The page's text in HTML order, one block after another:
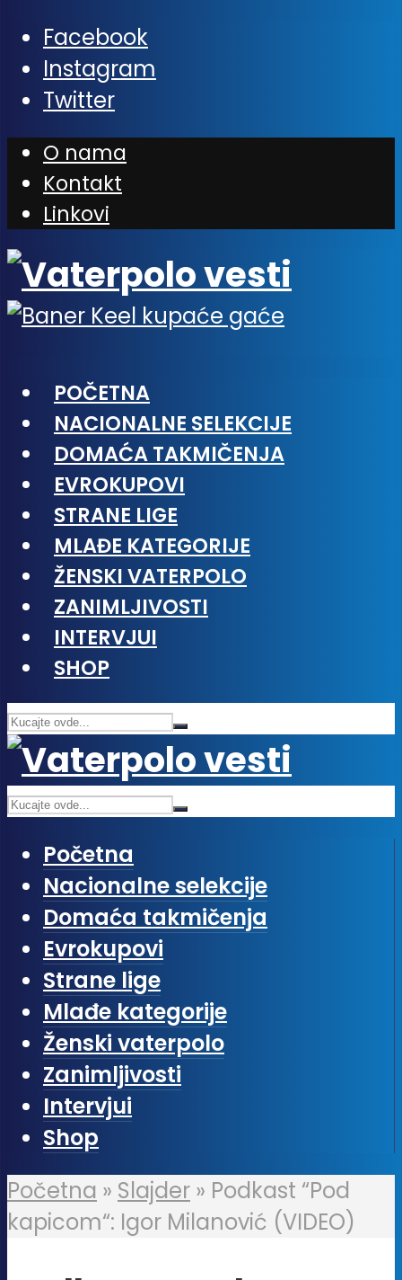
Facebook
Instagram
Twitter
O nama
Kontakt
Linkovi
POČETNA
NACIONALNE SELEKCIJE
DOMAĆA TAKMIČENJA
EVROKUPOVI
STRANE LIGE
MLAĐE KATEGORIJE
ŽENSKI VATERPOLO
ZANIMLJIVOSTI
INTERVJUI
SHOP
Početna
Nacionalne selekcije
Domaća takmičenja
Evrokupovi
Strane lige
Mlađe kategorije
Ženski vaterpolo
Zanimljivosti
Intervjui
Shop
Početna » Slajder » Podkast “Pod
kapicom“: Igor Milanović (VIDEO)